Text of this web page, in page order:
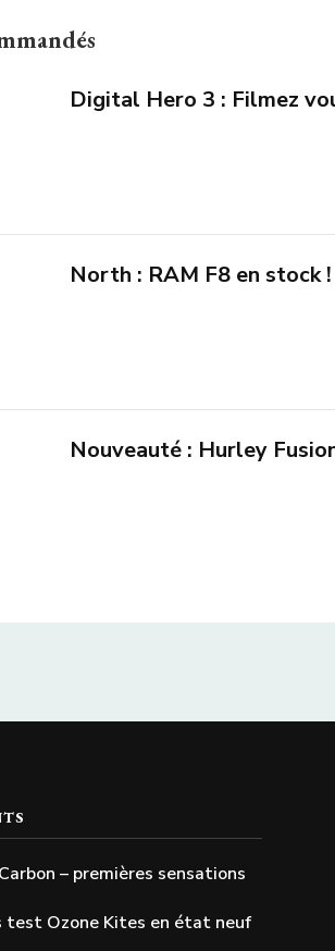
Digital Hero 3 : Filmez
North : RAM F8 en stock !
Nouveauté : Hurley
– premières sensations
test Ozone Kites en état neuf